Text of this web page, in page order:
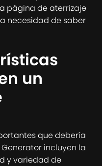
página de aterrizaje
necesidad de saber
un
que debería
incluyen la
y variedad de